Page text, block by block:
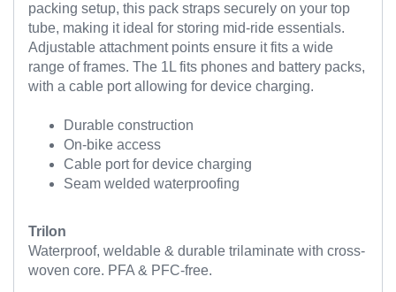
packing setup, this pack straps securely on your top
tube, making it ideal for storing mid-ride essentials.
Adjustable attachment points ensure it fits a wide
range of frames. The 1L fits phones and battery packs,
with a cable port allowing for device charging.
Durable construction
On-bike access
Cable port for device charging
Seam welded waterproofing
Trilon
Waterproof, weldable & durable trilaminate with cross-
woven core. PFA & PFC-free.